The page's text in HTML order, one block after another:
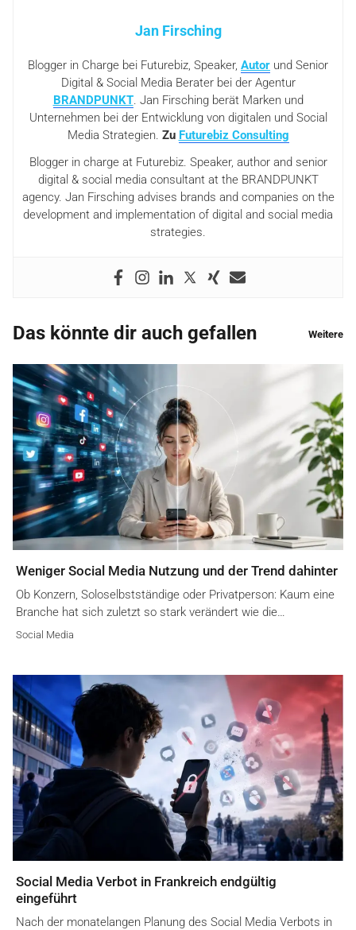
Jan Firsching
Blogger in Charge bei Futurebiz, Speaker, Autor und Senior
Digital & Social Media Berater bei der Agentur
BRANDPUNKT. Jan Firsching berät Marken und
Unternehmen bei der Entwicklung von digitalen und Social
Media Strategien. Zu Futurebiz Consulting
Blogger in charge at Futurebiz. Speaker, author and senior
digital & social media consultant at the BRANDPUNKT
agency. Jan Firsching advises brands and companies on the
development and implementation of digital and social media
strategies.
Das könnte dir auch gefallen Weitere
Weniger Social Media Nutzung und der Trend dahinter
Ob Konzern, Soloselbstständige oder Privatperson: Kaum eine
Branche hat sich zuletzt so stark verändert wie die…
Social Media
Social Media Verbot in Frankreich endgültig
eingeführt
Nach der monatelangen Planung des Social Media Verbots in